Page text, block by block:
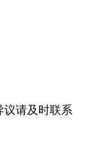
议请及时联系